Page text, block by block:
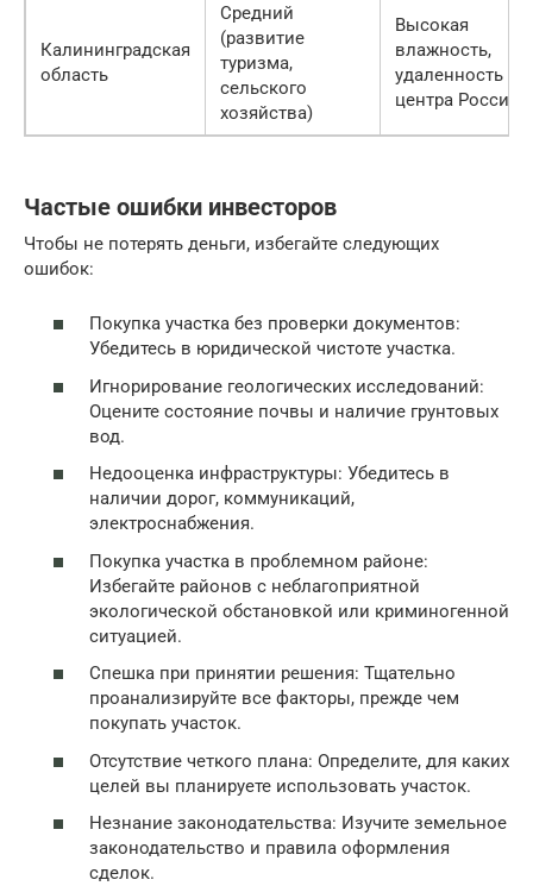
Калининградская
область
Средний
(развитие
туризма,
сельского
хозяйства)
Высокая
влажность,
удаленность от
центра России
Частые ошибки инвесторов
Чтобы не потерять деньги, избегайте следующих
ошибок:
Покупка участка без проверки документов:
Убедитесь в юридической чистоте участка.
Игнорирование геологических исследований:
Оцените состояние почвы и наличие грунтовых
вод.
Недооценка инфраструктуры: Убедитесь в
наличии дорог, коммуникаций,
электроснабжения.
Покупка участка в проблемном районе:
Избегайте районов с неблагоприятной
экологической обстановкой или криминогенной
ситуацией.
Спешка при принятии решения: Тщательно
проанализируйте все факторы, прежде чем
покупать участок.
Отсутствие четкого плана: Определите, для каких
целей вы планируете использовать участок.
Незнание законодательства: Изучите земельное
законодательство и правила оформления
сделок.